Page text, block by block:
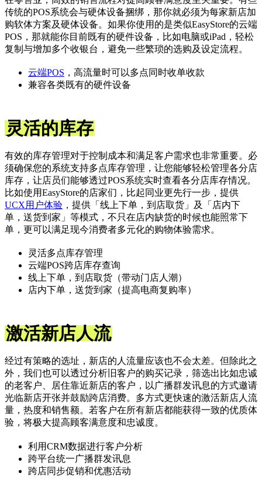
传统的POS系统会与硬体设备捆绑，那你就必须为每家新店加
购软体方案及硬体设备。如果你使用的是类似EasyStore的云端
POS，那就能你目前既有的硬件设备，比如电脑或iPad，轻松
复制与增加多个收银台，避免一些繁琐的选购及设定流程。
云端POS ，高流量时可以多点同时收单收款
兼容各类既有的硬件设备
灵活的库存
有效的库存管理对于控制成本和满足客户需求也非常重要。必
须确保您的系统支持多点库存管理，让您能够轻松管理各分店
库存，让店员们能够透过POS系统实时查看各分店库存情况。
比如使用EasyStore的店家们，比起同业更先行一步，提供
UCX用户体验 ，提供「线上下单，到店取货」及「店内下
单，送货到家」等模式，不只在店内缺货的时候也能照常下
单，更可以满足现今消费者多元化的购物体验需求。
灵活多点库存管理
云端POS跨店库存查询
线上下单，到店取货（带动门店人潮）
店内下单，送货到家（提高电商复购率）
激活新店人流
经过有策略的选址，新店的人流量应该也不会太差。但除此之
外，我们也可以透过分析旧客户的购买记录，筛选出比如忠诚
的老客户、居住靠近新店的客户，以广播群发讯息的方式邀请
光临新店开张并鼓励跨店消费。多方式更快速的激活新店人流
量，热度和销售额。若客户在所有新店都能获得一致的优质体
验，将极大提高顾客满意度和忠诚度。
利用CRM数据进行客户分析
跨平台统一广播群发讯息
跨店同步促销和优惠活动